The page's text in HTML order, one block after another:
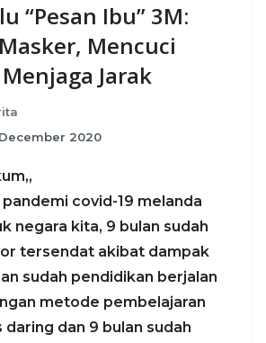
“Pesan Ibu” 3M:
Mencuci
Jarak
2020
pandemi covid-19 melanda
negara kita, 9 bulan sudah
tersendat akibat dampak
sudah pendidikan berjalan
metode pembelajaran
daring dan 9 bulan sudah